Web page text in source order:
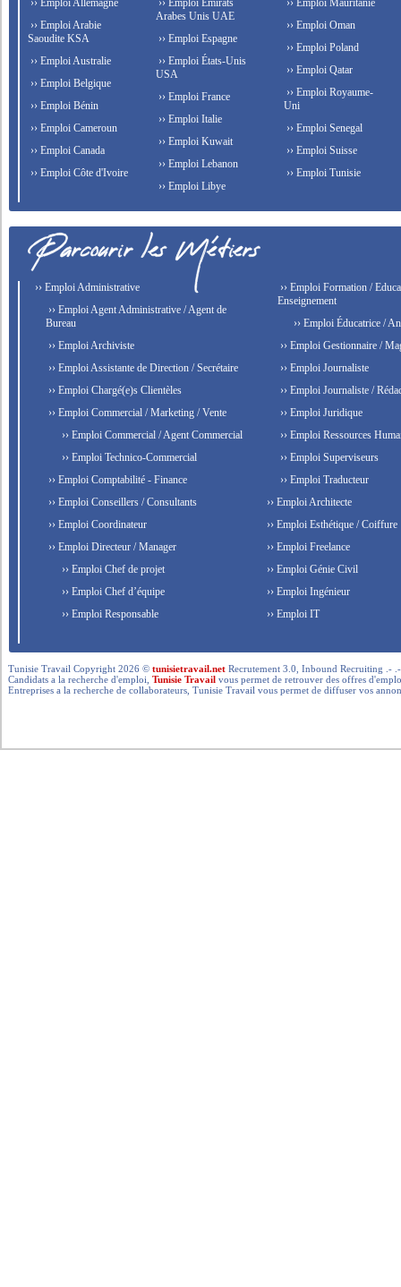
›› Emploi Allemagne
›› Emploi Arabie
Saoudite KSA
›› Emploi Australie
›› Emploi Belgique
›› Emploi Bénin
›› Emploi Cameroun
›› Emploi Canada
›› Emploi Côte d'Ivoire
›› Emploi Émirats
Arabes Unis UAE
›› Emploi Espagne
›› Emploi États-Unis
USA
›› Emploi France
›› Emploi Italie
›› Emploi Kuwait
›› Emploi Lebanon
›› Emploi Libye
›› Emploi Mauritanie
›› Emploi Oman
›› Emploi Poland
›› Emploi Qatar
›› Emploi Royaume-
Uni
›› Emploi Senegal
›› Emploi Suisse
›› Emploi Tunisie
›› Emploi Administrative
›› Emploi Agent Administrative / Agent de
Bureau
›› Emploi Archiviste
›› Emploi Assistante de Direction / Secrétaire
›› Emploi Chargé(e)s Clientèles
›› Emploi Commercial / Marketing / Vente
›› Emploi Commercial / Agent Commercial
›› Emploi Technico-Commercial
›› Emploi Comptabilité - Finance
›› Emploi Conseillers / Consultants
›› Emploi Coordinateur
›› Emploi Directeur / Manager
›› Emploi Chef de projet
›› Emploi Chef d’équipe
›› Emploi Responsable
›› Emploi Formation /
Enseignement
›› Emploi Éducatrice /
›› Emploi Gestionnaire /
›› Emploi Journaliste
›› Emploi Journaliste /
›› Emploi Juridique
›› Emploi Ressources
›› Emploi Superviseurs
›› Emploi Traducteur
›› Emploi Architecte
›› Emploi Esthétique / Coiffure
›› Emploi Freelance
›› Emploi Génie Civil
›› Emploi Ingénieur
›› Emploi IT
Tunisie Travail Copyright 2026 ©tunisietravail.net Recrutement 3.0, Inbound Recruiting .-
Candidats a la recherche d'emploi,Tunisie Travail vous permet de retrouver des offres
Entreprises a la recherche de collaborateurs, Tunisie Travail vous permet de diffuser vos